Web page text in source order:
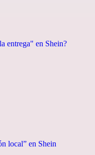
entrega" en Shein?
local” en Shein